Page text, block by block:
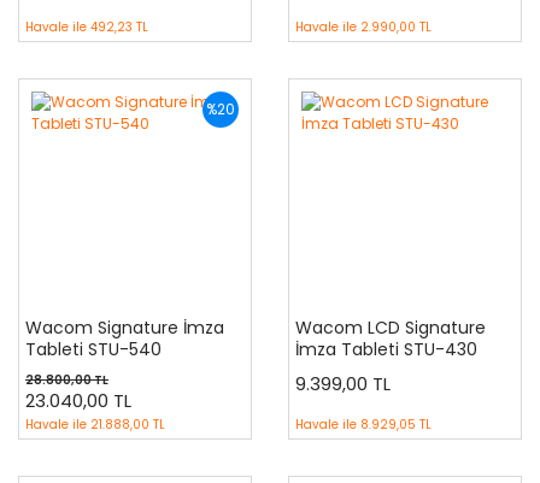
Havale ile 492,23 TL Havale ile 2.990,00 TL
%20
Wacom Signature İmza
Tableti STU-540
28.800,00 TL
23.040,00 TL
Havale ile 21.888,00 TL
Wacom LCD Signature
İmza Tableti STU-430
9.399,00 TL
Havale ile 8.929,05 TL